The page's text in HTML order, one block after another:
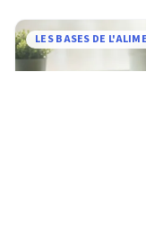
LES BASES DE